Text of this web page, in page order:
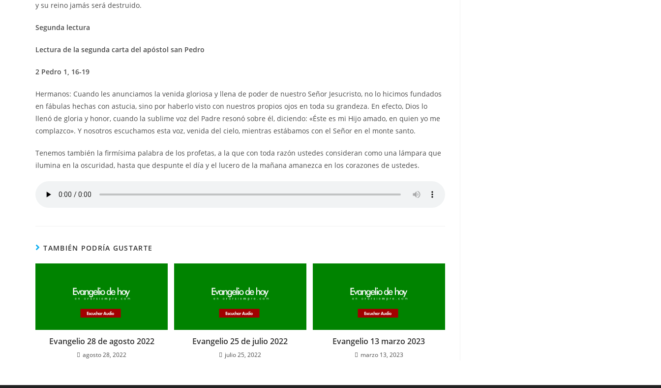
y su reino jamás será destruido.
Segunda lectura
Lectura de la segunda carta del apóstol san Pedro
2 Pedro 1, 16-19
Hermanos: Cuando les anunciamos la venida gloriosa y llena de poder de nuestro Señor Jesucristo, no lo hicimos fundados
en fábulas hechas con astucia, sino por haberlo visto con nuestros propios ojos en toda su grandeza. En efecto, Dios lo
llenó de gloria y honor, cuando la sublime voz del Padre resonó sobre él, diciendo: «Éste es mi Hijo amado, en quien yo me
complazco». Y nosotros escuchamos esta voz, venida del cielo, mientras estábamos con el Señor en el monte santo.
Tenemos también la firmísima palabra de los profetas, a la que con toda razón ustedes consideran como una lámpara que
ilumina en la oscuridad, hasta que despunte el día y el lucero de la mañana amanezca en los corazones de ustedes.
TAMBIÉN PODRÍA GUSTARTE
Evangelio 28 de agosto 2022
agosto 28, 2022
Evangelio 25 de julio 2022
julio 25, 2022
Evangelio 13 marzo 2023
marzo 13, 2023